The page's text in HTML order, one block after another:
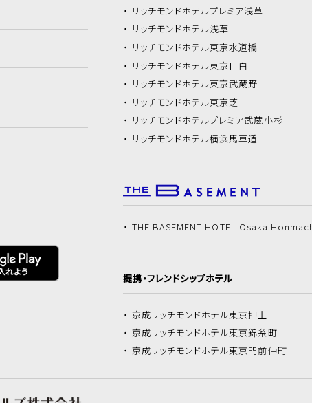
リッチモンドホテルプレミア浅草
リッチモンドホテル浅草
リッチモンドホテル東京水道橋
リッチモンドホテル東京目白
リッチモンドホテル東京武蔵野
リッチモンドホテル東京芝
リッチモンドホテルプレミア武蔵小杉
リッチモンドホテル横浜馬車道
THE BASEMENT HOTEL Osaka
提携・フレンドシップホテル
京成リッチモンドホテル東京押上
京成リッチモンドホテル東京錦糸町
京成リッチモンドホテル東京門前仲町